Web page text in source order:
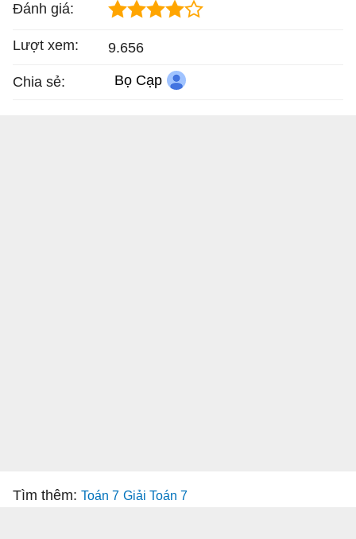
Đánh giá:
Lượt xem: 9.656
Chia sẻ: Bọ Cạp
Tìm thêm: Toán 7 Giải Toán 7